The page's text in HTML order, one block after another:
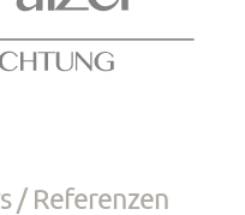
/ Referenzen